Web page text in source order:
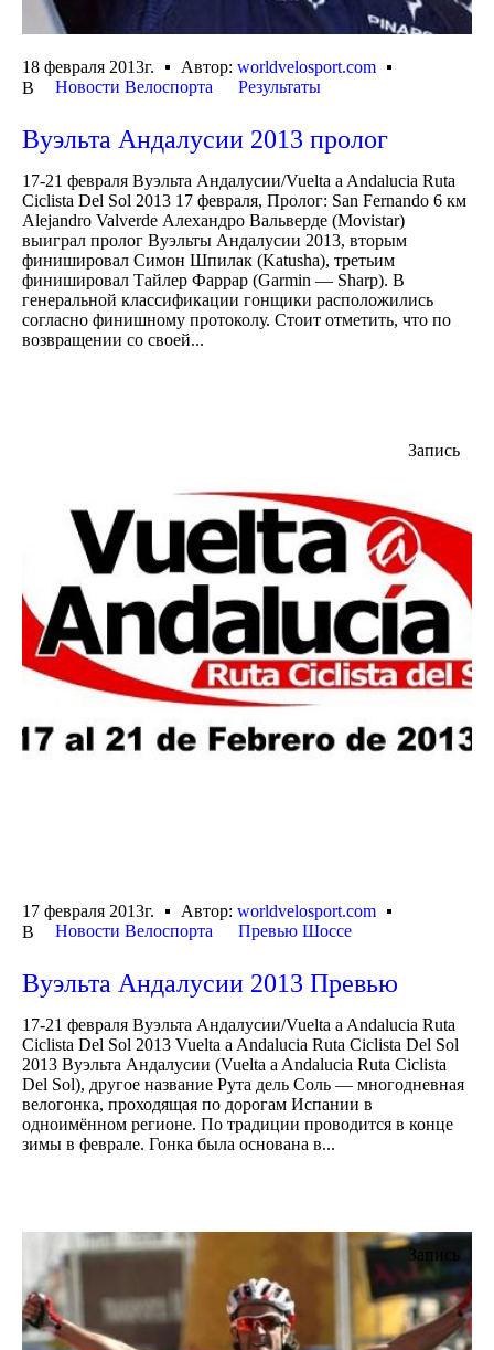
18 февраля 2013г. Автор: worldvelosport.com
В
Новости Велоспорта Результаты
Вуэльта Андалусии 2013 пролог
17-21 февраля Вуэльта Андалусии/Vuelta a Andalucia Ruta
Ciclista Del Sol 2013 17 февраля, Пролог: San Fernando 6 км
Alejandro Valverde Алехандро Вальверде (Movistar)
выиграл пролог Вуэльты Андалусии 2013, вторым
финишировал Симон Шпилак (Katusha), третьим
финишировал Тайлер Фаррар (Garmin — Sharp). В
генеральной классификации гонщики расположились
согласно финишному протоколу. Стоит отметить, что по
возвращении со своей...
Запись
17 февраля 2013г. Автор: worldvelosport.com
В
Новости Велоспорта Превью Шоссе
Вуэльта Андалусии 2013 Превью
17-21 февраля Вуэльта Андалусии/Vuelta a Andalucia Ruta
Ciclista Del Sol 2013 Vuelta a Andalucia Ruta Ciclista Del Sol
2013 Вуэльта Андалусии (Vuelta a Andalucia Ruta Ciclista
Del Sol), другое название Рута дель Соль — многодневная
велогонка, проходящая по дорогам Испании в
одноимённом регионе. По традиции проводится в конце
зимы в феврале. Гонка была основана в...
Запись